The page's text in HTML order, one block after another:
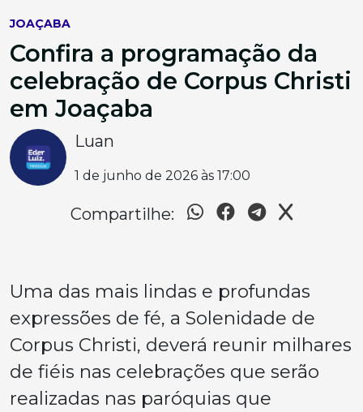
JOAÇABA
Confira a programação da
celebração de Corpus Christi
em Joaçaba
Luan
1 de junho de 2026 às 17:00
Compartilhe:
Uma das mais lindas e profundas
expressões de fé, a Solenidade de
Corpus Christi, deverá reunir milhares
de fiéis nas celebrações que serão
realizadas nas paróquias que